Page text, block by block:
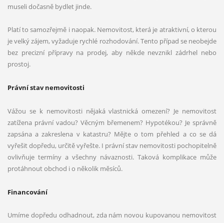
museli dočasně bydlet jinde.
Platí to samozřejmě i naopak. Nemovitost, která je atraktivní, o kterou
je velký zájem, vyžaduje rychlé rozhodování. Tento případ se neobejde
bez precizní přípravy na prodej, aby někde nevznikl zádrhel nebo
prostoj.
Právní stav nemovitosti
Vážou se k nemovitosti nějaká vlastnická omezení? Je nemovitost
zatížena právní vadou? Věcným břemenem? Hypotékou? Je správně
zapsána a zakreslena v katastru? Mějte o tom přehled a co se dá
vyřešit dopředu, určitě vyřešte. I právní stav nemovitosti pochopitelně
ovlivňuje termíny a všechny návaznosti. Taková komplikace může
protáhnout obchod i o několik měsíců.
Financování
Umíme dopředu odhadnout, zda nám novou kupovanou nemovitost